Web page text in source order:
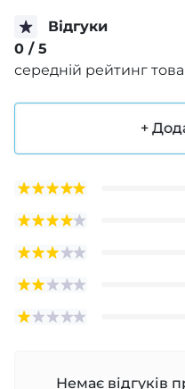
Відгуки
0 / 5
середній рейтинг
+
Немає відгуків